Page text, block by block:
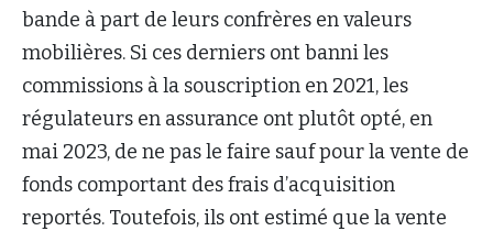
bande à part de leurs confrères en valeurs
mobilières. Si ces derniers ont banni les
commissions à la souscription en 2021, les
régulateurs en assurance ont plutôt opté, en
mai 2023, de ne pas le faire sauf pour la vente de
fonds comportant des frais d’acquisition
reportés. Toutefois, ils ont estimé que la vente